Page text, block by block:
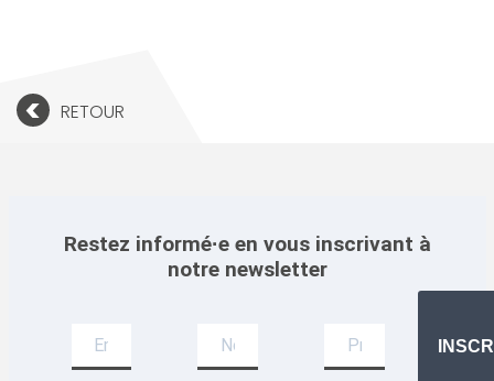
< RETOUR
Restez informé·e en vous inscrivant à
notre newsletter